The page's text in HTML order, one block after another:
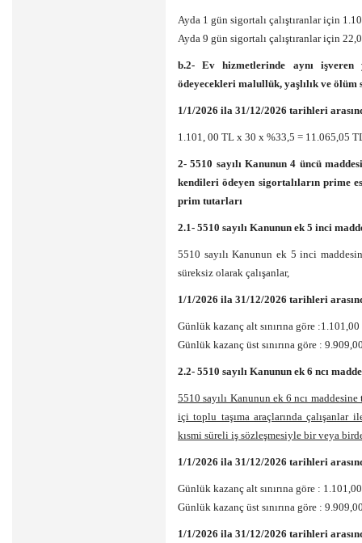
Ayda 1 gün sigortalı çalıştıranlar için
Ayda 9 gün sigortalı çalıştıranlar için
b.2- Ev hizmetlerinde aynı işveren
ödeyecekleri malullük, yaşlılık ve ölüm
1/1/2026 ila 31/12/2026 tarihleri
1.101, 00 TL x 30 x %33,5 = 11.065,05
2- 5510 sayılı Kanunun 4 üncü
kendileri ödeyen sigortalıların prime
prim tutarları
2.1- 5510 sayılı Kanunun ek 5 inci
5510 sayılı Kanunun ek 5 inci
süreksiz olarak çalışanlar,
1/1/2026 ila 31/12/2026 tarihleri
Günlük kazanç alt sınırına göre
Günlük kazanç üst sınırına göre :
2.2- 5510 sayılı Kanunun ek 6 ncı
5510 sayılı Kanunun ek 6 ncı
içi toplu taşıma araçlarında çalışanlar
kısmi süreli iş sözleşmesiyle bir veya
1/1/2026 ila 31/12/2026 tarihleri
Günlük kazanç alt sınırına göre :
Günlük kazanç üst sınırına göre :
1/1/2026 ila 31/12/2026 tarihleri